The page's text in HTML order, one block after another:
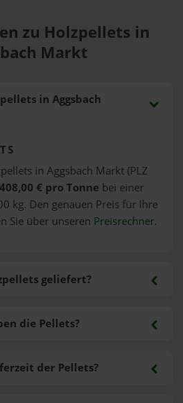
zu Holzpellets in
Markt
in Aggsbach
in Aggsbach Markt (PLZ
408,00 € pro Tonne bei einer
kg. Den genauen Preis für Ihre
Sie über unseren Preisrechner.
geliefert?
die Pellets?
der Pellets?